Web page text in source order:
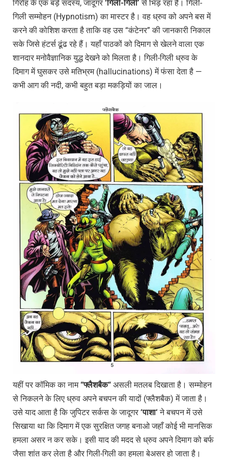
गिरोह के एक बड़े सदस्य, जादूगर ‘गिली-गिली’ से भिड़ रहा है। गिली-
गिली सम्मोहन (Hypnotism) का मास्टर है। वह ध्रुव को अपने बस में
करने की कोशिश करता है ताकि वह उस “कंटेनर” की जानकारी निकाल
सके जिसे हंटर्स ढूंढ रहे हैं। यहाँ पाठकों को दिमाग से खेलने वाला एक
शानदार मनोवैज्ञानिक युद्ध देखने को मिलता है। गिली-गिली ध्रुव के
दिमाग में घुसकर उसे मतिभ्रम (hallucinations) में फंसा देता है —
कभी आग की नदी, कभी बहुत बड़ा मकड़ियों का जाल।
यहीं पर कॉमिक का नाम“फ्लैशबैक“ असली मतलब दिखाता है। सम्मोहन
से निकलने के लिए ध्रुव अपने बचपन की यादों (फ्लैशबैक) में जाता है।
उसे याद आता है कि जुपिटर सर्कस के जादूगर ‘पाशा‘ ने बचपन में उसे
सिखाया था कि दिमाग में एक सुरक्षित जगह बनाओ जहाँ कोई भी मानसिक
हमला असर न कर सके। इसी याद की मदद से ध्रुव अपने दिमाग को बर्फ
जैसा शांत कर लेता है और गिली-गिली का हमला बेअसर हो जाता है।